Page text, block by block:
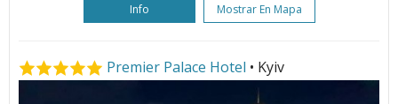
Info Mostrar En Mapa
Premier Palace Hotel • Kyiv